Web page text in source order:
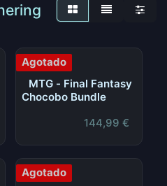
Agotado
MTG - Final Fantasy
Chocobo Bundle
144,99 €
Agotado